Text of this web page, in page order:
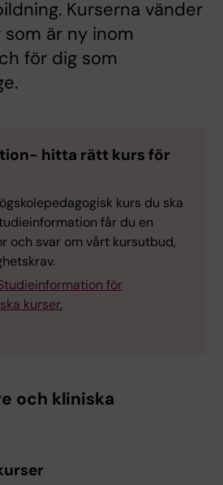
Kurserna vänder
är ny inom
för dig som
hitta rätt kurs för
kurs du ska
får du en
och svar om vårt kursutbud,
för
kurser.
och kliniska